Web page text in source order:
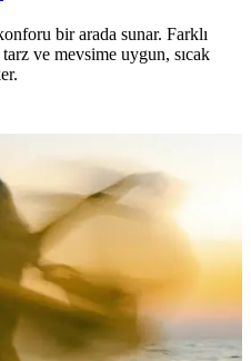
bir arada sunar. Farklı
ve mevsime uygun, sıcak